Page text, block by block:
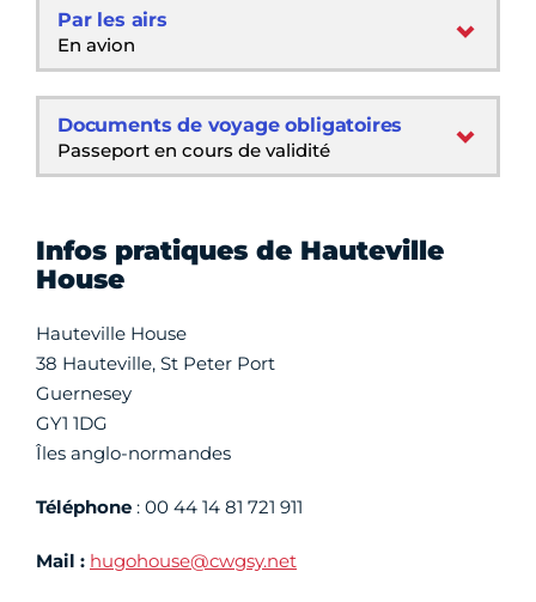
Par les airs
En avion
Documents de voyage obligatoires
Passeport en cours de validité
Infos pratiques de Hauteville
House
Hauteville House
38 Hauteville, St Peter Port
Guernesey
GY1 1DG
Îles anglo-normandes
Téléphone : 00 44 14 81 721 911
Mail : hugohouse@cwgsy.net